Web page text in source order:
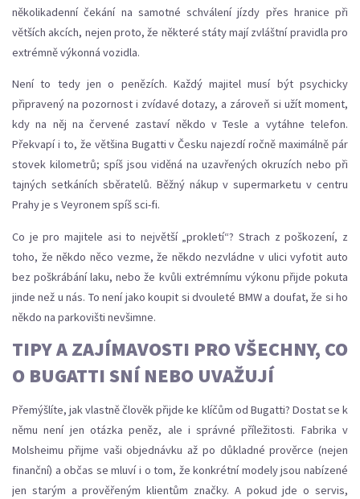
několikadenní čekání na samotné schválení jízdy přes hranice při
větších akcích, nejen proto, že některé státy mají zvláštní pravidla pro
extrémně výkonná vozidla.
Není to tedy jen o penězích. Každý majitel musí být psychicky
připravený na pozornost i zvídavé dotazy, a zároveň si užít moment,
kdy na něj na červené zastaví někdo v Tesle a vytáhne telefon.
Překvapí i to, že většina Bugatti v Česku najezdí ročně maximálně pár
stovek kilometrů; spíš jsou viděná na uzavřených okruzích nebo při
tajných setkáních sběratelů. Běžný nákup v supermarketu v centru
Prahy je s Veyronem spíš sci-fi.
Co je pro majitele asi to největší „prokletí“? Strach z poškození, z
toho, že někdo něco vezme, že někdo nezvládne v ulici vyfotit auto
bez poškrábání laku, nebo že kvůli extrémnímu výkonu přijde pokuta
jinde než u nás. To není jako koupit si dvouleté BMW a doufat, že si ho
někdo na parkovišti nevšimne.
TIPY A ZAJÍMAVOSTI PRO VŠECHNY, CO
O BUGATTI SNÍ NEBO UVAŽUJÍ
Přemýšlíte, jak vlastně člověk přijde ke klíčům od Bugatti? Dostat se k
němu není jen otázka peněz, ale i správné příležitosti. Fabrika v
Molsheimu přijme vaši objednávku až po důkladné prověrce (nejen
finanční) a občas se mluví i o tom, že konkrétní modely jsou nabízené
jen starým a prověřeným klientům značky. A pokud jde o servis,